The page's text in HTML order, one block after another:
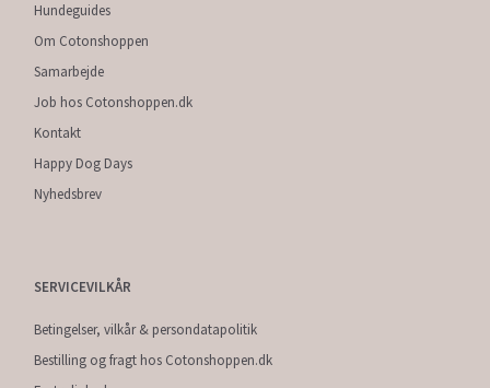
Hundeguides
Om Cotonshoppen
Samarbejde
Job hos Cotonshoppen.dk
Kontakt
Happy Dog Days
Nyhedsbrev
SERVICEVILKÅR
Betingelser, vilkår & persondatapolitik
Bestilling og fragt hos Cotonshoppen.dk